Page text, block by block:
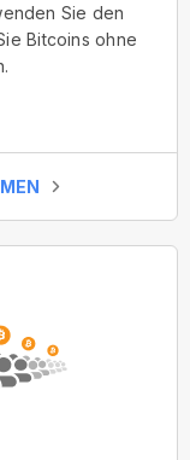
Sie den
Bitcoins ohne